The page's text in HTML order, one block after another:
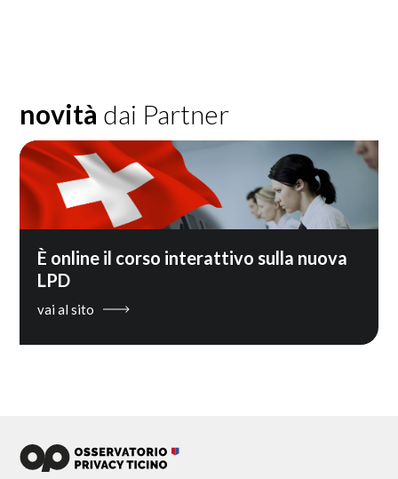
novità dai Partner
È online il corso interattivo sulla nuova
LPD
vai al sito